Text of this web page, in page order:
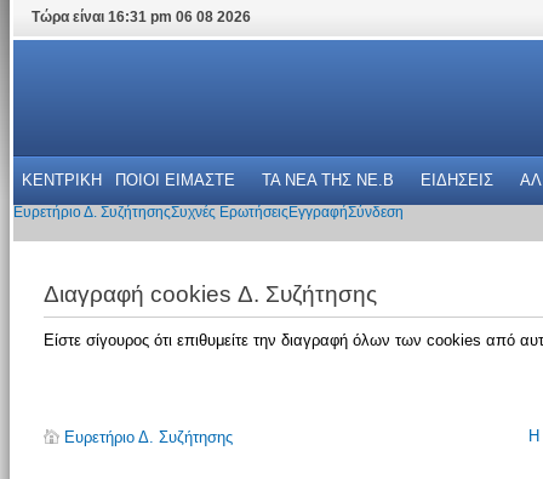
Τώρα είναι 16:31 pm 06 08 2026
ΚΕΝΤΡΙΚΗ ΠΟΙΟΙ ΕΙΜΑΣΤΕ ΤΑ ΝΕΑ THΣ NE.B ΕΙΔΗΣΕΙΣ
Ευρετήριο Δ. ΣυζήτησηςΣυχνές Ερωτήσεις ΕγγραφήΣύνδεση
Διαγραφή cookies Δ. Συζήτησης
Είστε σίγουρος ότι επιθυμείτε την διαγραφή όλων των cookies από
Ευρετήριο Δ. Συζήτησης Η